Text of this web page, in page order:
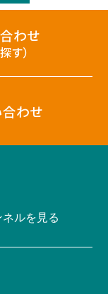
わせ
す）
わせ
ルを見る